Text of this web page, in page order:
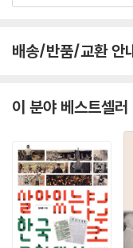
---「4장 팽창: 전쟁중독」
일본 군부에 있어 재일 조
로 만드는 것’이다. 설득
지켜야만 하는 유신의 관
국주의는 조선인들의 시
다음에 차릴 제사상을 일
1925년, 유신은 군국주의
치안유지법은 한국의 악
사회 혼란을 수습한다는
했다. “황군은 먹을 것이
을 것이 없다 등은 퇴각
다면 맨손으로, 맨손도 안
워라. 일본 남아에게 야마
켜주는 나라다.” 자기 파
적인 생각을 앞세워 미국,
에서 패배하고 말았다.
배송/반품/교환 안
이 분야 베스트셀러